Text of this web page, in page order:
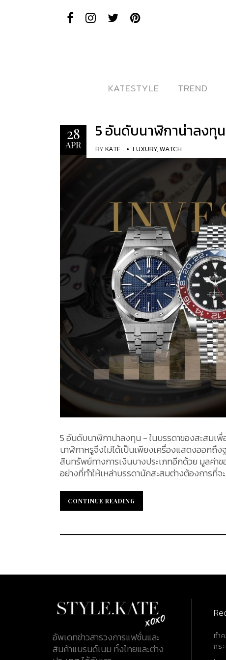
KATESTYLE
KATESTYLE TREND
TREND
28
APR
5 อันดับนาฬิกาน่าลงทุ
BYKATE LUXURY,WATCH
5 อันดับนาฬิกาน่าลงทุน - ในบรรดาของสะสมเ
นาฬิกาหรูจึงไม่ได้เป็นเพียงเครื่องแสดงออก
สินทรัพย์ทางการเงินบางประเภทอีกด้วย มูลค่า
อย่างที่ทำให้เหล่าบรรดานักสะสมต่างต้องการที่
แต่ใช่ว่านาฬิกาทุกรุ่นทุกแบรนด์ จะสามารถทำก
ต้องพิจารณาจากปัจจัยหลายอย่าง ไม่ว่าจะเป็นส
ราคาตอนซื้อหรือแม้กระทั่งปัจจุัยภายนอกอื่น ๆ ใ
กี่ยุคกี่สมัย ยังคงเป็นที่ต้องการและเป็นที่ตามหาของเหล่านักสะสมน
Baselworld 2018 มีการพัฒนานาฬิการุ่นนี้ขึ้นใหม่
รุ่นดั้งเดิมเล็กน้อย สำหรับราคาในตลาดซื้อขายมื
ตั้งแต่ปี ค.ศ. 2015 มีรายละเอียดตามตารางดังต่อไปนี้ June 2015 $8,597 (201,874 บาท) , June 2016
(254,850 บาท) ,...
CONTINUE READING
CONTINUE READING
อัพเดทข่าวสารวงการแฟชั่นและ
สินค้าแบรนด์เนม ทั้งไทยและต่าง
ทำ
กร